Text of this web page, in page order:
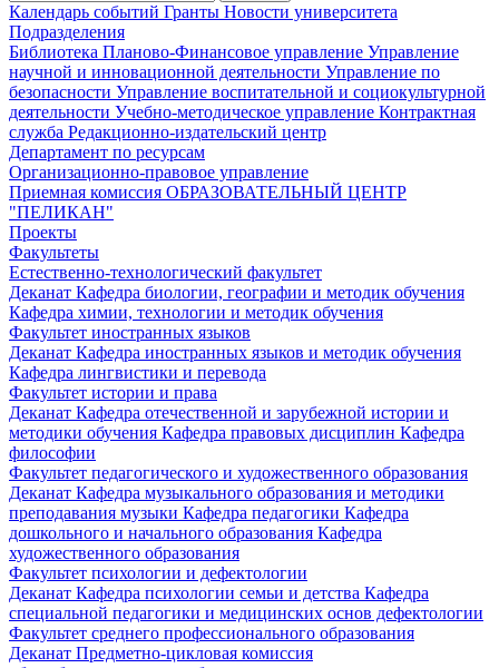
Календарь событий Гранты Новости университета
Подразделения
Библиотека Планово-Финансовое управление Управление
научной и инновационной деятельности Управление по
безопасности Управление воспитательной и социокультурной
деятельности Учебно-методическое управление Контрактная
служба Редакционно-издательский центр
Департамент по ресурсам
Организационно-правовое управление
Приемная комиссия ОБРАЗОВАТЕЛЬНЫЙ ЦЕНТР
"ПЕЛИКАН"
Проекты
Факультеты
Естественно-технологический факультет
Деканат Кафедра биологии, географии и методик обучения
Кафедра химии, технологии и методик обучения
Факультет иностранных языков
Деканат Кафедра иностранных языков и методик обучения
Кафедра лингвистики и перевода
Факультет истории и права
Деканат Кафедра отечественной и зарубежной истории и
методики обучения Кафедра правовых дисциплин Кафедра
философии
Факультет педагогического и художественного образования
Деканат Кафедра музыкального образования и методики
преподавания музыки Кафедра педагогики Кафедра
дошкольного и начального образования Кафедра
художественного образования
Факультет психологии и дефектологии
Деканат Кафедра психологии семьи и детства Кафедра
специальной педагогики и медицинских основ дефектологии
Факультет среднего профессионального образования
Деканат Предметно-цикловая комиссия